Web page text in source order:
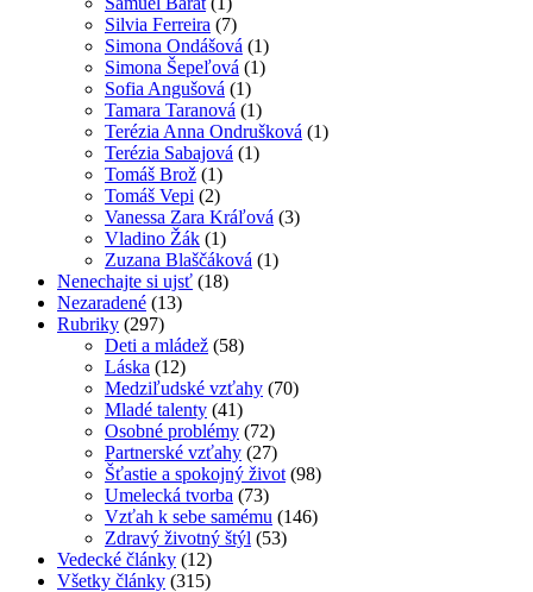
Silvia Ferreira (7)
Simona Ondášová (1)
Simona Šepeľová (1)
Sofia Angušová (1)
Tamara Taranová (1)
Terézia Anna Ondrušková (1)
Terézia Sabajová (1)
Tomáš Brož (1)
Tomáš Vepi (2)
Vanessa Zara Kráľová (3)
Vladino Žák (1)
Zuzana Blaščáková (1)
Nenechajte si ujsť (18)
Nezaradené (13)
Rubriky (297)
Deti a mládež (58)
Láska (12)
Medziľudské vzťahy (70)
Mladé talenty (41)
Osobné problémy (72)
Partnerské vzťahy (27)
Šťastie a spokojný život (98)
Umelecká tvorba (73)
Vzťah k sebe samému (146)
Zdravý životný štýl (53)
Vedecké články (12)
Všetky články (315)